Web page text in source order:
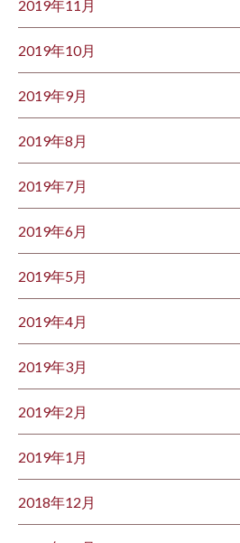
2019年11月
2019年10月
2019年9月
2019年8月
2019年7月
2019年6月
2019年5月
2019年4月
2019年3月
2019年2月
2019年1月
2018年12月